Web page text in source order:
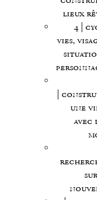
lieux
4 |
vies,
|
une
avec